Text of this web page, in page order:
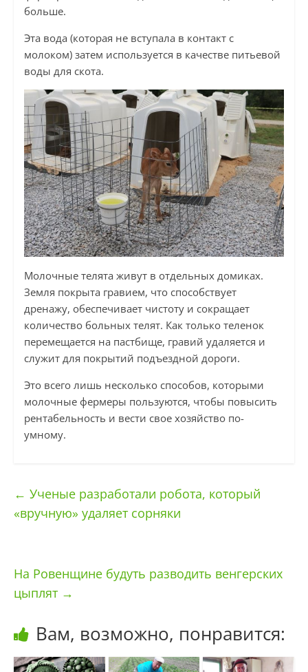
больше.
Эта вода (которая не вступала в контакт с
молоком) затем используется в качестве питьевой
воды для скота.
Молочные телята живут в отдельных домиках.
Земля покрыта гравием, что способствует
дренажу, обеспечивает чистоту и сокращает
количество больных телят. Как только теленок
перемещается на пастбище, гравий удаляется и
служит для покрытий подъездной дороги.
Это всего лишь несколько способов, которыми
молочные фермеры пользуются, чтобы повысить
рентабельность и вести свое хозяйство по-
умному.
← Ученые разработали робота, который
«вручную» удаляет сорняки
На Ровенщине будуть разводить венгерских
цыплят →
Вам, возможно, понравится: